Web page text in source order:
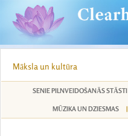
Māksla un kultūra
SENIE PILNVEIDOŠANĀS STĀSTI
MŪZIKA UN DZIESMAS |